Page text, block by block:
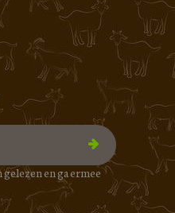
en ga ermee